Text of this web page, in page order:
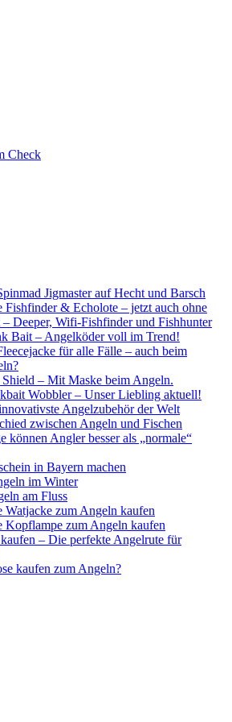
Check
Jigmaster auf Hecht und Barsch
Fishfinder & Echolote – jetzt auch ohne
Deeper, Wifi-Fishfinder und Fishhunter
Bait – Angelköder voll im Trend!
für alle Fälle – auch beim
Shield – Mit Maske beim Angeln.
Wobbler – Unser Liebling aktuell!
Angelzubehör der Welt
zwischen Angeln und Fischen
können Angler besser als „normale“
in Bayern machen
im Winter
am Fluss
Watjacke zum Angeln kaufen
Kopflampe zum Angeln kaufen
– Die perfekte Angelrute für
kaufen zum Angeln?